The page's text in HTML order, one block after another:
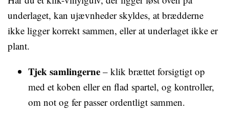
underlaget, kan ujævnheder skyldes, at brædderne
ikke ligger korrekt sammen, eller at underlaget ikke er
plant.
Tjek samlingerne – klik brættet forsigtigt op
med et koben eller en flad spartel, og kontroller,
om not og fer passer ordentligt sammen.